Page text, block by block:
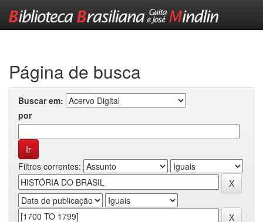
Página de busca
Buscar em:
por
Filtros correntes: